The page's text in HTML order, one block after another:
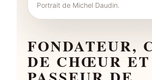
Portrait de Michel Daudin.
FONDATEUR,
DE CHŒUR ET